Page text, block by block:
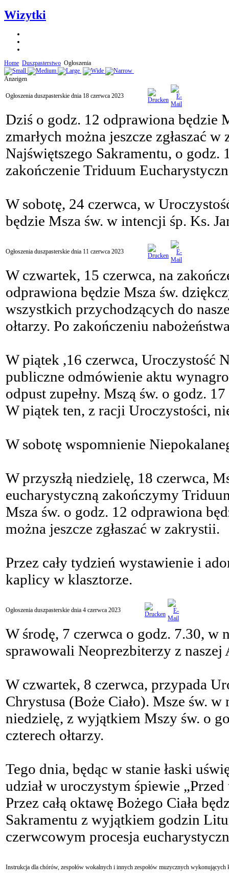
Wizytki
Home Duszpasterstwo Ogłoszenia
Anzeigen
Ogłoszenia duszpasterskie dnia 18 czerwca 2023
Dziś o godz. 12 odprawiona będzie
zmarłych można jeszcze zgłaszać
Najświętszego Sakramentu, o godz.
zakończenie Triduum
W sobotę, 24 czerwca, w
będzie Msza św. w intencji śp. Ks.
Ogłoszenia duszpasterskie dnia 11 czerwca 2023
W czwartek, 15 czerwca, na
odprawiona będzie Msza św.
wszystkich przychodzących do
ołtarzy. Po zakończeniu
W piątek ,16 czerwca, Uroczystość
publiczne odmówienie aktu
odpust zupełny. Mszą św. o godz.
W piątek ten, z racji Uroczystości,
W sobotę wspomnienie
W przyszłą niedzielę, 18 czerwca,
eucharystyczną zakończymy
Msza św. o godz. 12 odprawiona
można jeszcze zgłaszać w zakrystii.
Przez cały tydzień wystawienie i
kaplicy w klasztorze.
Ogłoszenia duszpasterskie dnia 4 czerwca 2023
W środę, 7 czerwca o godz. 7.30, w
sprawowali Neoprezbiterzy z
W czwartek, 8 czerwca, przypada
Chrystusa (Boże Ciało). Msze św.
niedzielę, z wyjątkiem Mszy św. o
czterech ołtarzy.
Tego dnia, będąc w stanie łaski
udział w uroczystym śpiewie
Przez całą oktawę Bożego Ciała
Sakramentu z wyjątkiem godzin
czerwcowym procesja
Instrukcja dla chórów, zespołów wokalnych i innych zespołów muzycznych wykonujących